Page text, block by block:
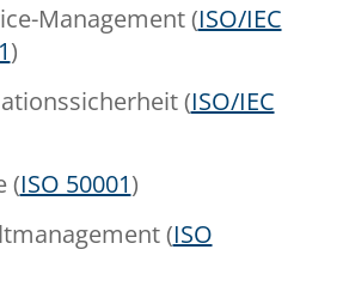
Management (ISO/IEC
)
(ISO/IEC
(ISO 50001)
(ISO